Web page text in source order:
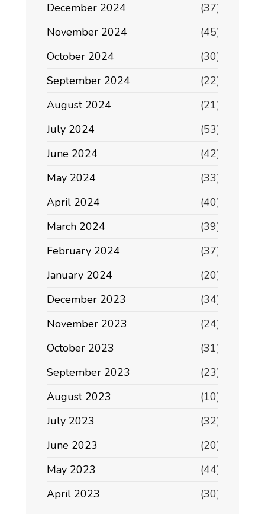
December 2024
(37)
November 2024
(45)
October 2024
(30)
September 2024
(22)
August 2024
(21)
July 2024
(53)
June 2024
(42)
May 2024
(33)
April 2024
(40)
March 2024
(39)
February 2024
(37)
January 2024
(20)
December 2023
(34)
November 2023
(24)
October 2023
(31)
September 2023
(23)
August 2023
(10)
July 2023
(32)
June 2023
(20)
May 2023
(44)
April 2023
(30)